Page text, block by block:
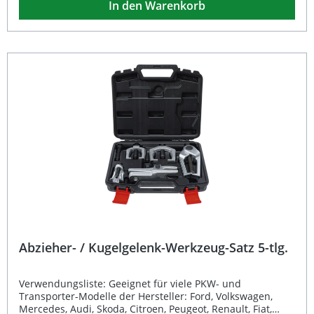
Passform ermöglicht das Werkzeug ein sicheres und
effizientes Arbeiten, ohne Beschädigungen am Querlenker
oder Gelenk zu riskieren. Entwickelt für professionelle
Heimwerker, bietet der Satz höchste Zuverlässigkeit und
Langlebigkeit. Mit seiner Vielseitigkeit ist er sowohl für
Aluminium- als auch Stahl-Querlenker geeignet.
Spezialwerkzeug für Demontage und Montage von
Aluminium- und Stahl-Querlenkern Hohe Passgenauigkeit
und robuste Ausführung Einfache Handhabung mit
gängigen Gleithämmern und Adaptern Ideal für
Werkstätten und professionelle Anwender Lieferumfang: 1
(M12x1.75, M14x1.5, M14x2.0) Kompatibel mit BGS
Gleithammer Art. 7772 + Adapter 7772-4 sowie Art. 7719 +
In den Warenkorb
Abzieher- / Kugelgelenk-Werkzeug-Satz 5-tlg.
Verwendungsliste: Geeignet für viele PKW- und
Transporter-Modelle der Hersteller: Ford, Volkswagen,
Mercedes, Audi, Skoda, Citroen, Peugeot, Renault, Fiat,